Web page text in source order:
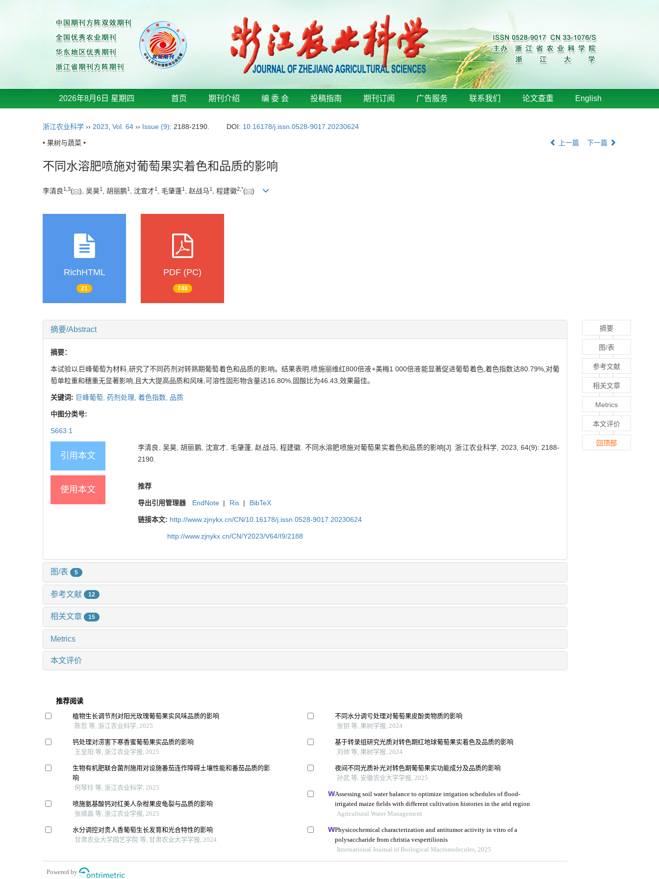
2026年8月6日 星期四 首页 期刊介绍 编 委 会 投稿指南 期刊订阅 广告服务 联系我们 论文查重 English
浙江农业科学 ›› 2023 Vol. 64 ›› Issue (9): 2188-2190. DOI: 10.16178/j.issn.0528-9017.20230624
• 果树与蔬菜 • 上一篇 下一篇
不同水溶肥喷施对葡萄果实着色和品质的影响
李清良1 3( ), 吴昊1 , 胡丽鹏1 , 沈宣才1 , 毛肇蓬1 , 赵战马1 , 程建徽2 *( )
RichHTML
21
PDF (PC)
748
摘要/Abstract
摘要：
本试验以巨峰葡萄为材料,研究了不同药剂对转熟期葡萄着色和品质的影响。结果表明,喷施丽维红800倍液+美梅1 000倍液能显著促进葡萄着色,着色指数达80.79%,对葡
萄单粒重和穗重无显著影响,且大大提高品质和风味,可溶性固形物含量达16.80%,固酸比为46.43,效果最佳。
关键词: 巨峰葡萄, 药剂处理, 着色指数, 品质
中图分类号:
S663.1
引用本文
李清良, 吴昊, 胡丽鹏, 沈宣才, 毛肇蓬, 赵战马, 程建徽. 不同水溶肥喷施对葡萄果实着色和品质的影响[J]. 浙江农业科学, 2023, 64(9): 2188-
2190.
使用本文 推荐
导出引用管理器 EndNote | Ris | BibTeX
链接本文: http://www.zjnykx.cn/CN/10.16178/j.issn.0528-9017.20230624
http://www.zjnykx.cn/CN/Y2023/V64/I9/2188
图/表 5
参考文献 12
相关文章 15
Metrics
本文评价
推荐阅读
植物生长调节剂对阳光玫瑰葡萄果实风味品质的影响
陈哲 等, 浙江农业科学, 2025
钙处理对涝害下寒香蜜葡萄果实品质的影响
王呈阳 等, 浙江农业学报, 2025
生物有机肥联合菌剂施用对设施番茄连作障碍土壤性能和番茄品质的影
响
何琴玲 等, 浙江农业科学, 2025
喷施氨基酸钙对红美人杂柑果皮龟裂与品质的影响
张顺昌 等, 浙江农业学报, 2025
水分调控对贵人香葡萄生长发育和光合特性的影响
甘肃农业大学园艺学院 等, 甘肃农业大学学报, 2024
不同水分调亏处理对葡萄果皮酚类物质的影响
张钥 等, 果树学报, 2024
基于转录组研究光质对转色期红地球葡萄果实着色及品质的影响
刘帅 等, 果树学报, 2024
夜间不同光质补光对转色期葡萄果实功能成分及品质的影响
孙武 等, 安徽农业大学学报, 2025
Assessing soil water balance to optimize irrigation schedules of flood-
irrigated maize fields with different cultivation histories in the arid region
Agricultural Water Management
Physicochemical characterization and antitumor activity in vitro of a
polysaccharide from christia vespertilionis
International Journal of Biological Macromolecules, 2025
Powered by
摘要
图/表
参考文献
相关文章
Metrics
本文评价
回顶部